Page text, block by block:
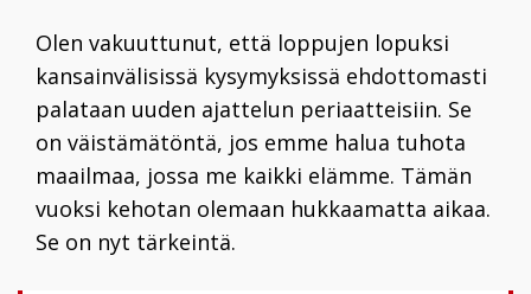
Olen vakuuttunut, että loppujen lopuksi
kansainvälisissä kysymyksissä ehdottomasti
palataan uuden ajattelun periaatteisiin. Se
on väistämätöntä, jos emme halua tuhota
maailmaa, jossa me kaikki elämme. Tämän
vuoksi kehotan olemaan hukkaamatta aikaa.
Se on nyt tärkeintä.